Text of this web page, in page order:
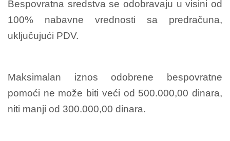
Bespovratna sredstva se odobravaju u visini od
100% nabavne vrednosti sa predračuna,
uključujući PDV.
Maksimalan iznos odobrene bespovratne
pomoći ne može biti veći od 500.000,00 dinara,
niti manji od 300.000,00 dinara.